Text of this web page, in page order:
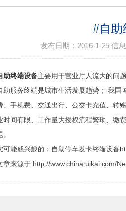
#自助
发布日期： 2016-1-25 信
助终端设备主要用于营业厅人流大的问
助服务终端是城市生活发展趋势； 我
、手机费、交通出行、公交卡充值、转
时间有限、工作量大授权流程繁琐、缴
。
可能感兴趣的：自助停车发卡终端设备
章来源于:http://www.chinaruikai.com/